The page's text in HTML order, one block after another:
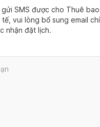
SMS được cho Thuê
vui lòng bổ sung email
nhận đặt lịch.